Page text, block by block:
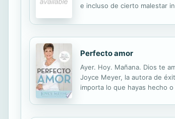
e incluso de cierto malestar
Perfecto amor
Ayer. Hoy. Mañana. Dios te
Joyce Meyer, la autora de
importa lo que hayas hecho